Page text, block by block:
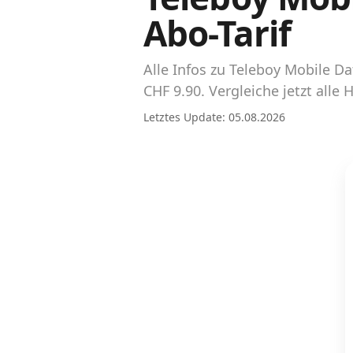
Abos für Tablets, Hotspots und Smart
Tarifrechner Handy-Abo
Der gute alte Tarifrechner im neuen Design
Abo-Tarif
Alle Infos zu Teleboy Mobile
CHF 9.90. Vergleiche jetzt alle
Letztes Update: 05.08.2026